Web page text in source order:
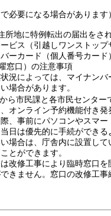
必要になる場合があります）
所地に特例転出の届出をさ
ビス（引越しワンストップ
ーカード（個人番号カード）
窓口）の注意事項
況によっては、マイナンバ
場合があります。
ら市民課と各市民センター
オンライン予約機能付き
、事前にパソコンやスマ
日は優先的に手続ができる
場合は、庁舎内に設置し
とができます。
改修工事により臨時窓口を
きません。窓口の改修工事